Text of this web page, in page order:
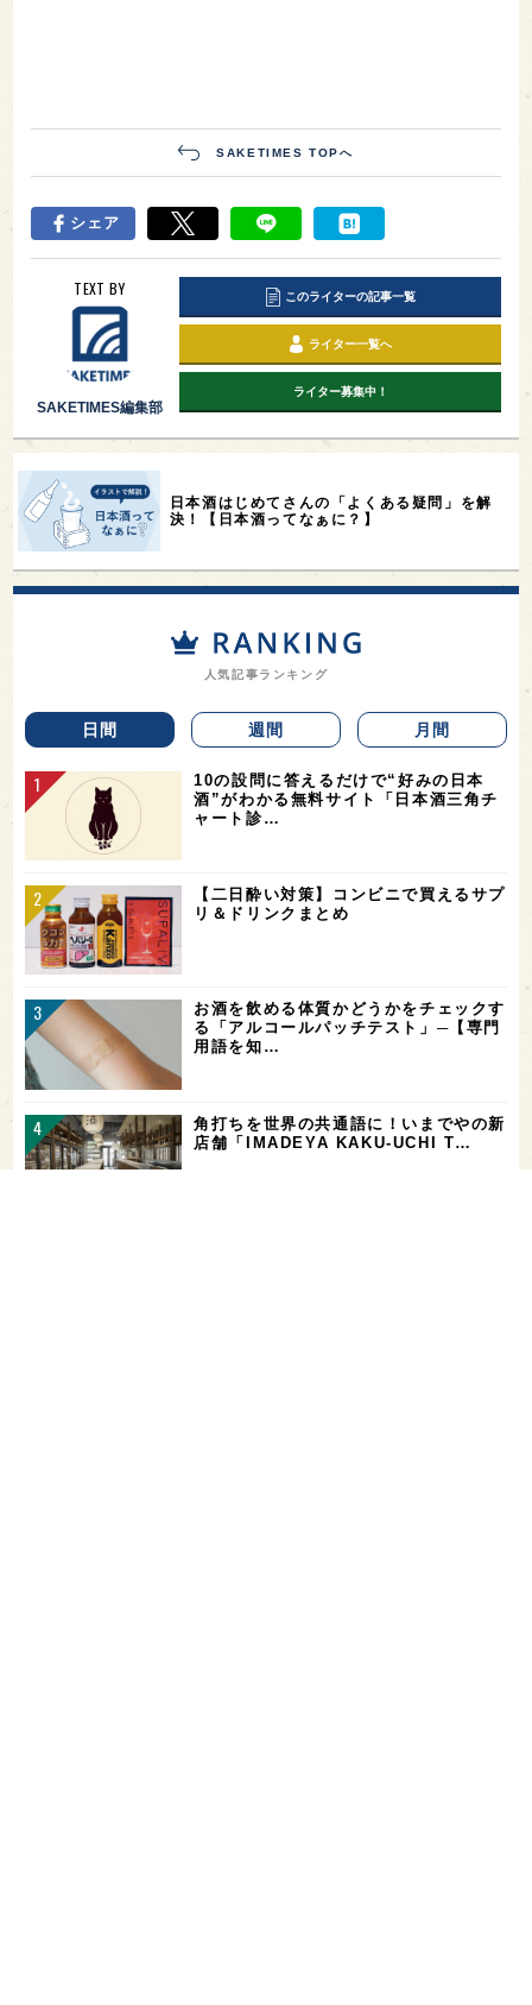
SAKETIMES TOPへ
シェア
TEXT BY
SAKETIMES編集部
このライターの記事一覧
ライター一覧へ
ライター募集中！
日本酒はじめてさんの「よくある疑問」を解
決！【日本酒ってなぁに？】
人気記事ランキング
日間 週間 月間
10の設問に答えるだけで“好みの日本
酒”がわかる無料サイト「日本酒三角チ
ャート診…
【二日酔い対策】コンビニで買えるサプ
リ＆ドリンクまとめ
お酒を飲める体質かどうかをチェックす
る「アルコールパッチテスト」─【専門
用語を知…
角打ちを世界の共通語に！いまでやの新
店舗「IMADEYA KAKU-UCHI T…